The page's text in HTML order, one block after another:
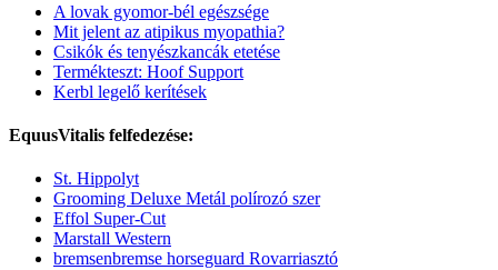
A lovak gyomor-bél egészsége
Mit jelent az atipikus myopathia?
Csikók és tenyészkancák etetése
Termékteszt: Hoof Support
Kerbl legelő kerítések
EquusVitalis felfedezése:
St. Hippolyt
Grooming Deluxe Metál polírozó szer
Effol Super-Cut
Marstall Western
bremsenbremse horseguard Rovarriasztó